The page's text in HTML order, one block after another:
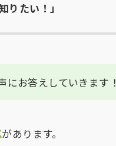
りたい！」
お答えしていきます！
があります。